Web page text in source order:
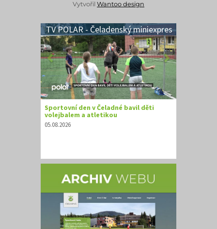
Vytvořil Wantoo design